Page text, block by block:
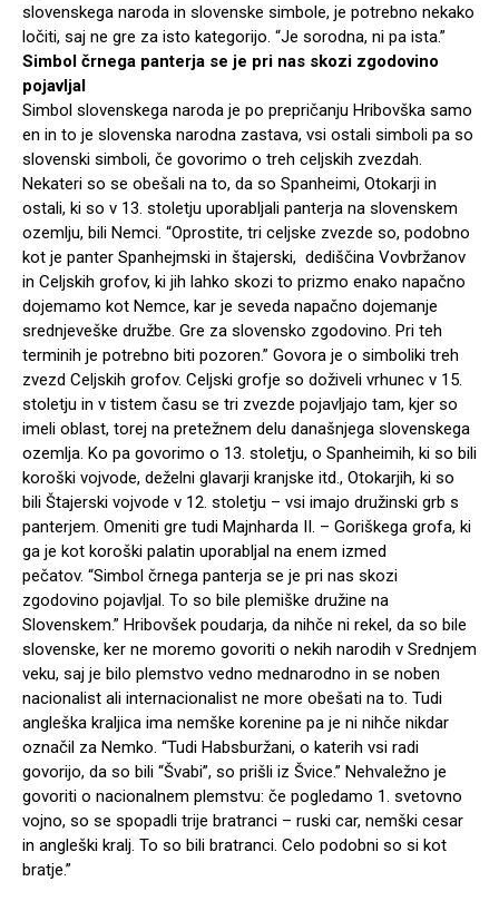
slovenskega naroda in slovenske simbole, je potrebno nekako
ločiti, saj ne gre za isto kategorijo. “Je sorodna, ni pa ista.”
Simbol črnega panterja se je pri nas skozi zgodovino
pojavljal
Simbol slovenskega naroda je po prepričanju Hribovška samo
en in to je slovenska narodna zastava, vsi ostali simboli pa so
slovenski simboli, če govorimo o treh celjskih zvezdah.
Nekateri so se obešali na to, da so Spanheimi, Otokarji in
ostali, ki so v 13. stoletju uporabljali panterja na slovenskem
ozemlju, bili Nemci. “Oprostite, tri celjske zvezde so, podobno
kot je panter Spanhejmski in štajerski, dediščina Vovbržanov
in Celjskih grofov, ki jih lahko skozi to prizmo enako napačno
dojemamo kot Nemce, kar je seveda napačno dojemanje
srednjeveške družbe. Gre za slovensko zgodovino. Pri teh
terminih je potrebno biti pozoren.” Govora je o simboliki treh
zvezd Celjskih grofov. Celjski grofje so doživeli vrhunec v 15.
stoletju in v tistem času se tri zvezde pojavljajo tam, kjer so
imeli oblast, torej na pretežnem delu današnjega slovenskega
ozemlja. Ko pa govorimo o 13. stoletju, o Spanheimih, ki so bili
koroški vojvode, deželni glavarji kranjske itd., Otokarjih, ki so
bili Štajerski vojvode v 12. stoletju – vsi imajo družinski grb s
panterjem. Omeniti gre tudi Majnharda II. – Goriškega grofa, ki
ga je kot koroški palatin uporabljal na enem izmed
pečatov. “Simbol črnega panterja se je pri nas skozi
zgodovino pojavljal. To so bile plemiške družine na
Slovenskem.” Hribovšek poudarja, da nihče ni rekel, da so bile
slovenske, ker ne moremo govoriti o nekih narodih v Srednjem
veku, saj je bilo plemstvo vedno mednarodno in se noben
nacionalist ali internacionalist ne more obešati na to. Tudi
angleška kraljica ima nemške korenine pa je ni nihče nikdar
označil za Nemko. “Tudi Habsburžani, o katerih vsi radi
govorijo, da so bili “Švabi”, so prišli iz Švice.” Nehvaležno je
govoriti o nacionalnem plemstvu: če pogledamo 1. svetovno
vojno, so se spopadli trije bratranci – ruski car, nemški cesar
in angleški kralj. To so bili bratranci. Celo podobni so si kot
bratje.”